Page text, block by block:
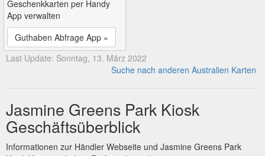
Geschenkkarten per Handy
App verwalten
Guthaben Abfrage App »
Last Update: Sonntag, 13. März 2022
Suche nach anderen Australien Karten
Jasmine Greens Park Kiosk
Geschäftsüberblick
Informationen zur Händler Webseite und Jasmine Greens Park